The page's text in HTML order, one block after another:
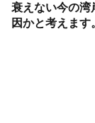
衰えない今の湾
因かと考えます